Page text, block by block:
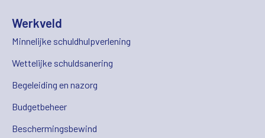
Werkveld
Minnelijke schuldhulpverlening
Wettelijke schuldsanering
Begeleiding en nazorg
Budgetbeheer
Beschermingsbewind